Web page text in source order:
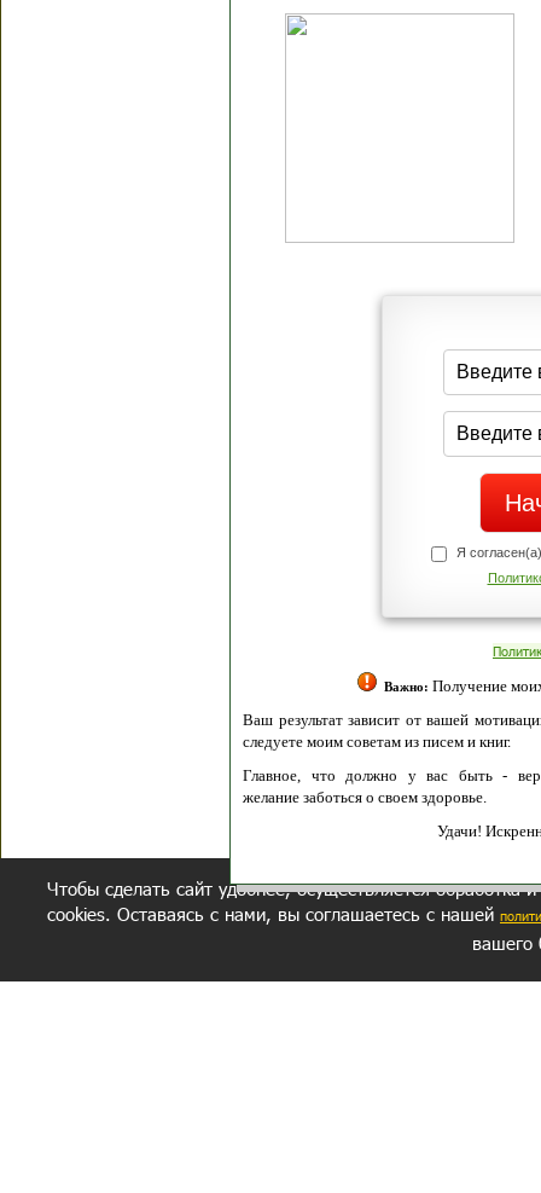
Я
Важно: Получение
Ваш результат зависит от вашей
следуете моим советам из писем и книг.
Главное, что должно у вас быть -
желание заботься о своем здоровье.
Удачи!
Чтобы сделать сайт удобнее, осуществляется обработка
cookies. Оставаясь с нами, вы соглашаетесь с нашей
вашего